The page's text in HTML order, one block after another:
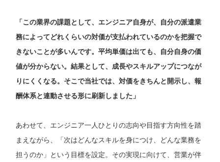
「この業界の課題として、エンジニア自身が、自分の派遣業
務によってどれくらいの対価が支払われているのかを把握で
きないことが多いんです。平均単価は出ても、自分自身の価
値が分からない。結果として、成長やスキルアップにつなが
りにくくなる。そこで当社では、対価をきちんと開示し、報
酬体系と連動させる形に刷新しました」
あわせて、エンジニア一人ひとりの志向や目指す方向性を踏
まえながら、「次はどんなスキルを身につけ、どんな業務を
担うのか」という目標を設定。その実現に向けて、営業が伴